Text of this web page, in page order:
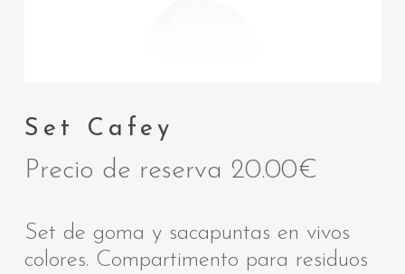
Set Cafey
Precio de reserva 20.00€
Set de goma y sacapuntas en vivos
colores. Compartimento para residuos